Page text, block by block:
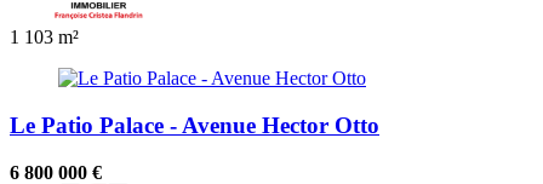
1 103 m²
Le Patio Palace - Avenue Hector Otto
6 800 000 €